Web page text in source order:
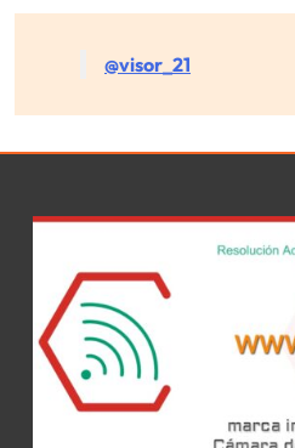
@visor_21